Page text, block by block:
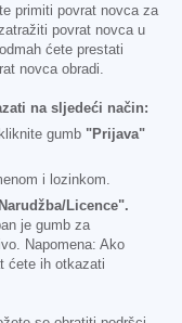
primiti povrat novca za
povrat novca u
ćete prestati
novca obradi.
na sljedeći način:
gumb "Prijava"
i lozinkom.
Licence".
je gumb za
Napomena: Ako
ćete ih otkazati